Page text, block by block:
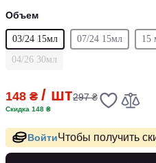
Объем
03/24 15мл 07/24 15мл 15
04/26 30мл
148 ₴ / шт297 ₴
Скидка 148 ₴
ВойтиЧтобы получить